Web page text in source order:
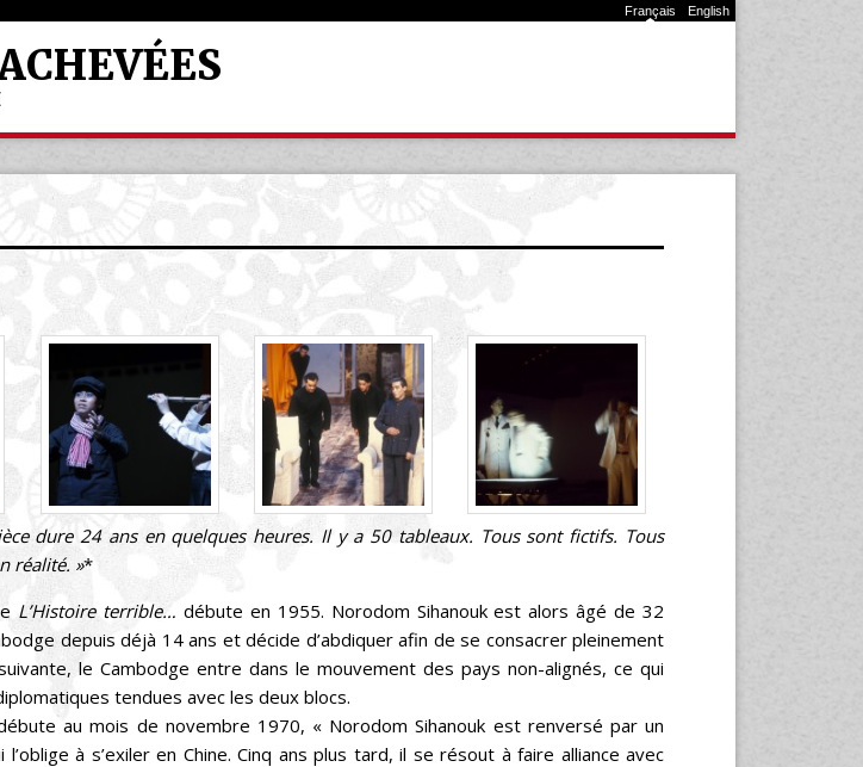
Français English
dure 24 ans en quelques heures. Il y a 50 tableaux. Tous sont fictifs. Tous
réalité. »*
L’Histoire terrible… débute en 1955. Norodom Sihanouk est alors âgé de 32
depuis déjà 14 ans et décide d’abdiquer afin de se consacrer pleinement
le Cambodge entre dans le mouvement des pays non-alignés, ce qui
tendues avec les deux blocs.
au mois de novembre 1970, « Norodom Sihanouk est renversé par un
l’oblige à s’exiler en Chine. Cinq ans plus tard, il se résout à faire alliance avec